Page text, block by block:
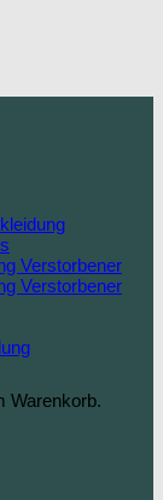
Warenkorb.
Verstorbener
Verstorbener